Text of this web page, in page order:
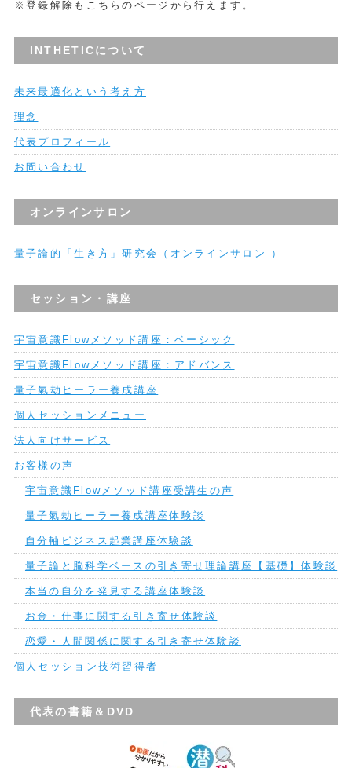
※登録解除もこちらのページから行えます。
INTHETICについて
未来最適化という考え方
理念
代表プロフィール
お問い合わせ
オンラインサロン
量子論的「生き方」研究会（オンラインサロン ）
セッション・講座
宇宙意識Flowメソッド講座：ベーシック
宇宙意識Flowメソッド講座：アドバンス
量子氣劫ヒーラー養成講座
個人セッションメニュー
法人向けサービス
お客様の声
宇宙意識Flowメソッド講座受講生の声
量子氣劫ヒーラー養成講座体験談
自分軸ビジネス起業講座体験談
量子論と脳科学ベースの引き寄せ理論講座【基礎】体験談
本当の自分を発見する講座体験談
お金・仕事に関する引き寄せ体験談
恋愛・人間関係に関する引き寄せ体験談
個人セッション技術習得者
代表の書籍＆DVD